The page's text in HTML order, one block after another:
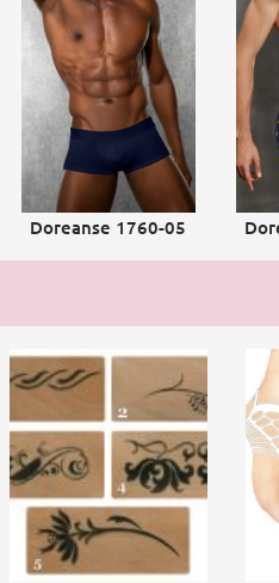
Doreanse 1760-05